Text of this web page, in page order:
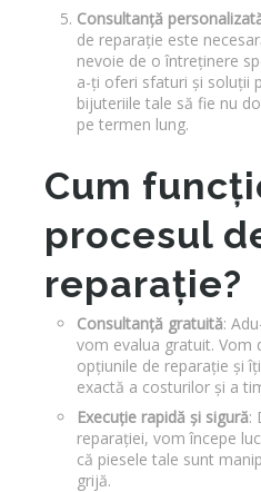
Consultanță
de reparație este
nevoie de o întreținere
a-ți oferi sfaturi și soluții
bijuteriile tale să fie nu
pe termen lung.
Cum
procesul
reparație?
Consultanță gratuită:
vom evalua gratuit. Vom
opțiunile de reparație și
exactă a costurilor și a
Execuție rapidă și sigură:
reparației, vom începe
că piesele tale sunt
grijă.